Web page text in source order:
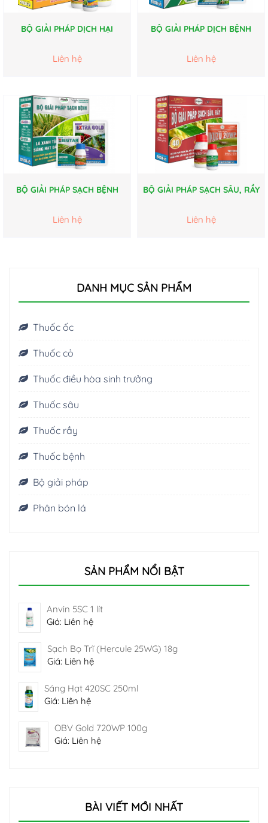
BỘ GIẢI PHÁP DỊCH HẠI
Liên hệ
BỘ GIẢI PHÁP DỊCH BỆNH
Liên hệ
BỘ GIẢI PHÁP SẠCH BỆNH
Liên hệ
BỘ GIẢI PHÁP SẠCH SÂU, RẦY
Liên hệ
DANH MỤC SẢN PHẨM
Thuốc ốc
Thuốc cỏ
Thuốc điều hòa sinh trưởng
Thuốc sâu
Thuốc rầy
Thuốc bệnh
Bộ giải pháp
Phân bón lá
SẢN PHẨM NỔI BẬT
Anvin 5SC 1 lít
Giá: Liên hệ
Sạch Bọ Trĩ (Hercule 25WG) 18g
Giá: Liên hệ
Sáng Hạt 420SC 250ml
Giá: Liên hệ
OBV Gold 720WP 100g
Giá: Liên hệ
BÀI VIẾT MỚI NHẤT